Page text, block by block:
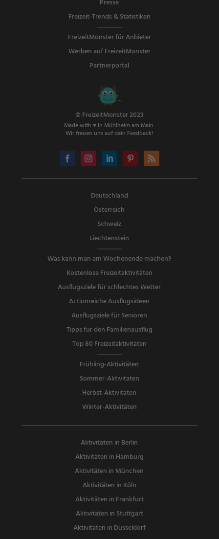
Presse
Freizeit-Trends & Statistiken
FreizeitMonster für Anbieter
Werben auf FreizeitMonster
Partnerportal
© FreizeitMonster 2023
Made with ♥ in Mühlheim am Main.
Wir freuen uns auf dein Feedback!
Deutschland
Österreich
Schweiz
Liechtenstein
Was kann man am Wochenende machen?
Kostenlose Freizeitaktivitäten
Ausflugsziele für schlechtes Wetter
Actionreiche Ausflugsideen
Ausflugsziele für Senioren
Tipps für den Familienausflug
Top 80 Freizeitaktivitäten
Frühling-Aktivitäten
Sommer-Aktivitäten
Herbst-Aktivitäten
Winter-Aktivitäten
Aktivitäten in Berlin
Aktivitäten in Hamburg
Aktivitäten in München
Aktivitäten in Köln
Aktivitäten in Frankfurt
Aktivitäten in Stuttgart
Aktivitäten in Düsseldorf